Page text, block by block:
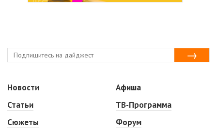
Новости
Статьи
Сюжеты
Афиша
ТВ-Программа
Форум